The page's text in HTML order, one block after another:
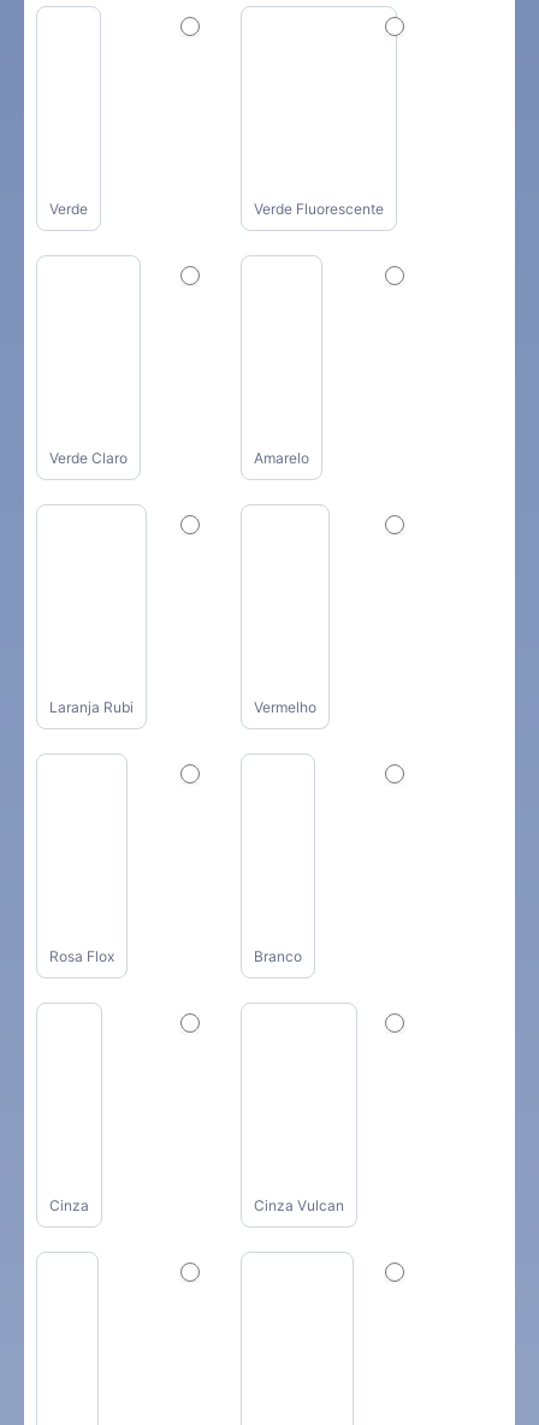
Verde Verde Fluorescente
Verde Claro Amarelo
Laranja Rubi Vermelho
Rosa Flox Branco
Cinza Cinza Vulcan